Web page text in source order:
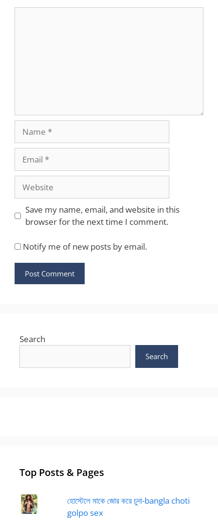
Website
Save my name, email, and website in this
browser for the next time I comment.
Notify me of new posts by email.
Search
Search
Top Posts & Pages
হোস্টেলে মাকে জোর করে চুদা-bangla choti
golpo sex